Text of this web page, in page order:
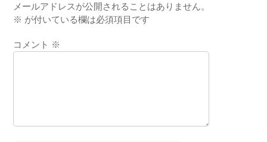
メールアドレスが公開されることはありません。
※ が付いている欄は必須項目です
コメント ※